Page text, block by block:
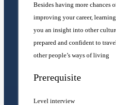
Besides having more chances
improving your career,
you an insight into other
prepared and confident to
other people’s ways of living
Prerequisite
Level interview